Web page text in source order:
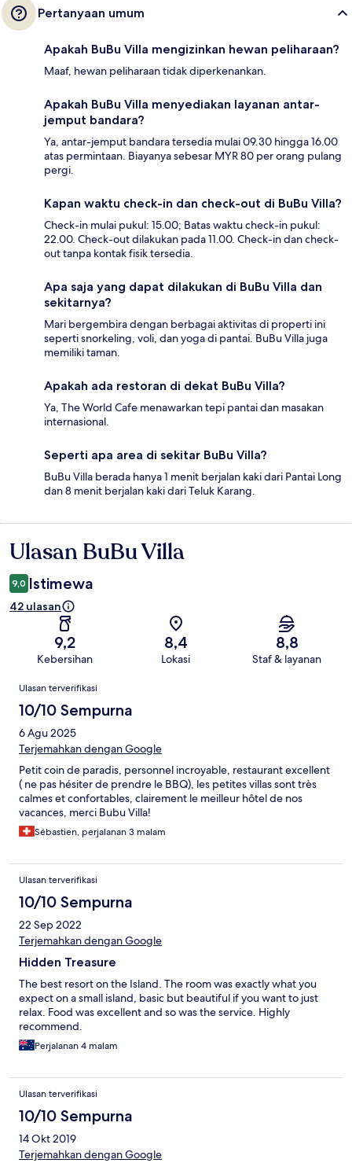
Pertanyaan umum
Apakah BuBu Villa mengizinkan hewan peliharaan?
Maaf, hewan peliharaan tidak diperkenankan.
Apakah BuBu Villa menyediakan layanan antar-
jemput bandara?
Ya, antar-jemput bandara tersedia mulai 09.30 hingga 16.00
atas permintaan. Biayanya sebesar MYR 80 per orang pulang
pergi.
Kapan waktu check-in dan check-out di BuBu Villa?
Check-in mulai pukul: 15.00; Batas waktu check-in pukul:
22.00. Check-out dilakukan pada 11.00. Check-in dan check-
out tanpa kontak fisik tersedia.
Apa saja yang dapat dilakukan di BuBu Villa dan
sekitarnya?
Mari bergembira dengan berbagai aktivitas di properti ini
seperti snorkeling, voli, dan yoga di pantai. BuBu Villa juga
memiliki taman.
Apakah ada restoran di dekat BuBu Villa?
Ya, The World Cafe menawarkan tepi pantai dan masakan
internasional.
Seperti apa area di sekitar BuBu Villa?
BuBu Villa berada hanya 1 menit berjalan kaki dari Pantai Long
dan 8 menit berjalan kaki dari Teluk Karang.
Ulasan
Ulasan BuBu Villa
9,0 Istimewa
42 ulasan
9,2
Kebersihan
8,4
Lokasi
8,8
Staf & layanan
Ulasan
Ulasan terverifikasi
10/10 Sempurna
6 Agu 2025
Terjemahkan dengan Google
Petit coin de paradis, personnel incroyable, restaurant excellent
( ne pas hésiter de prendre le BBQ), les petites villas sont très
calmes et confortables, clairement le meilleur hôtel de nos
vacances, merci Bubu Villa!
Sébastien, perjalanan 3 malam
Ulasan terverifikasi
10/10 Sempurna
22 Sep 2022
Terjemahkan dengan Google
Hidden Treasure
The best resort on the Island. The room was exactly what you
expect on a small island, basic but beautiful if you want to just
relax. Food was excellent and so was the service. Highly
recommend.
Perjalanan 4 malam
Ulasan terverifikasi
10/10 Sempurna
14 Okt 2019
Terjemahkan dengan Google